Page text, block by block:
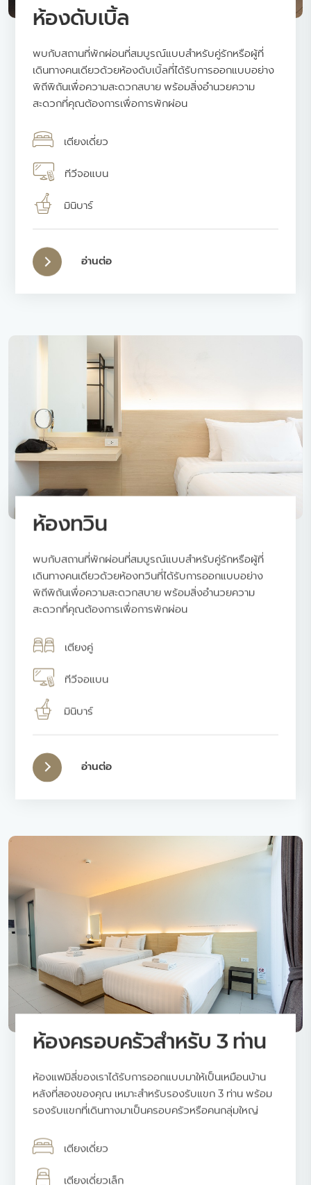
ห้องดับเบิ้ล
พบกับสถานที่พักผ่อนที่สมบูรณ์แบบสำหรับคู่รักหรือผู้ที่
เดินทางคนเดียวด้วยห้องดับเบิ้ลที่ได้รับการออกแบบอย่าง
พิถีพิถันเพื่อความสะดวกสบาย พร้อมสิ่งอำนวยความ
สะดวกที่คุณต้องการเพื่อการพักผ่อน
เตียงเดี่ยว
ทีวีจอแบน
มินิบาร์
อ่านต่อ
ห้องทวิน
พบกับสถานที่พักผ่อนที่สมบูรณ์แบบสำหรับคู่รักหรือผู้ที่
เดินทางคนเดียวด้วยห้องทวินที่ได้รับการออกแบบอย่าง
พิถีพิถันเพื่อความสะดวกสบาย พร้อมสิ่งอำนวยความ
สะดวกที่คุณต้องการเพื่อการพักผ่อน
เตียงคู่
ทีวีจอแบน
มินิบาร์
อ่านต่อ
ห้องครอบครัวสำหรับ 3 ท่าน
ห้องแฟมิลี่ของเราได้รับการออกแบบมาให้เป็นเหมือนบ้าน
หลังที่สองของคุณ เหมาะสำหรับรองรับแขก 3 ท่าน พร้อม
รองรับแขกที่เดินทางมาเป็นครอบครัวหรือคนกลุ่มใหญ่
เตียงเดี่ยว
เตียงเดี่ยวเล็ก